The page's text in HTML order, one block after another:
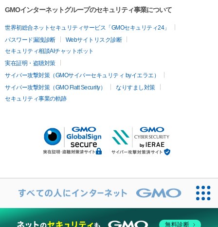
GMOインターネットグループのセキュリティ事業について
世界初総合ネットセキュリティサービス「GMOセキュリティ24」
パスワード漏洩診断
Webサイトリスク診断
セキュリティ相談AIチャットボット
実在証明・盗聴対策
サイバー攻撃対策（GMOサイバーセキュリティ byイエラエ）
サイバー攻撃対策（GMO Flatt Security）
なりすまし対策
セキュリティ事業の軌跡
無料診断